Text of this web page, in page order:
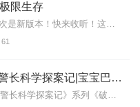
限生存
我又掉进迷你世界了！这次是新版本！快来收听！这个真的很搞笑，话说听了笑死我不负责哈！第二季跟第一季没有关联，不用先去听第一季，还有第一季是我小时候第一次录的，...
61
破坏者联盟篇2·猴子警长科学探案记|宝宝巴士故事
【适听年龄】7岁+《猴子警长科学探案记》系列《破坏者联盟篇1·猴子警长科学探案记》>>>《破坏者联盟篇2·猴子警长科学探案记》>>>《破坏者联盟篇3·猴子警长科...